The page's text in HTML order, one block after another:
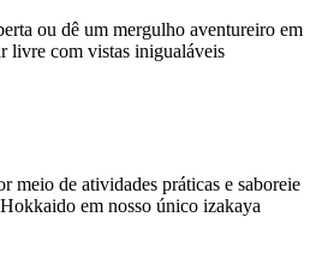
ou dê um mergulho aventureiro em
livre com vistas inigualáveis
meio de atividades práticas e saboreie
em nosso único izakaya